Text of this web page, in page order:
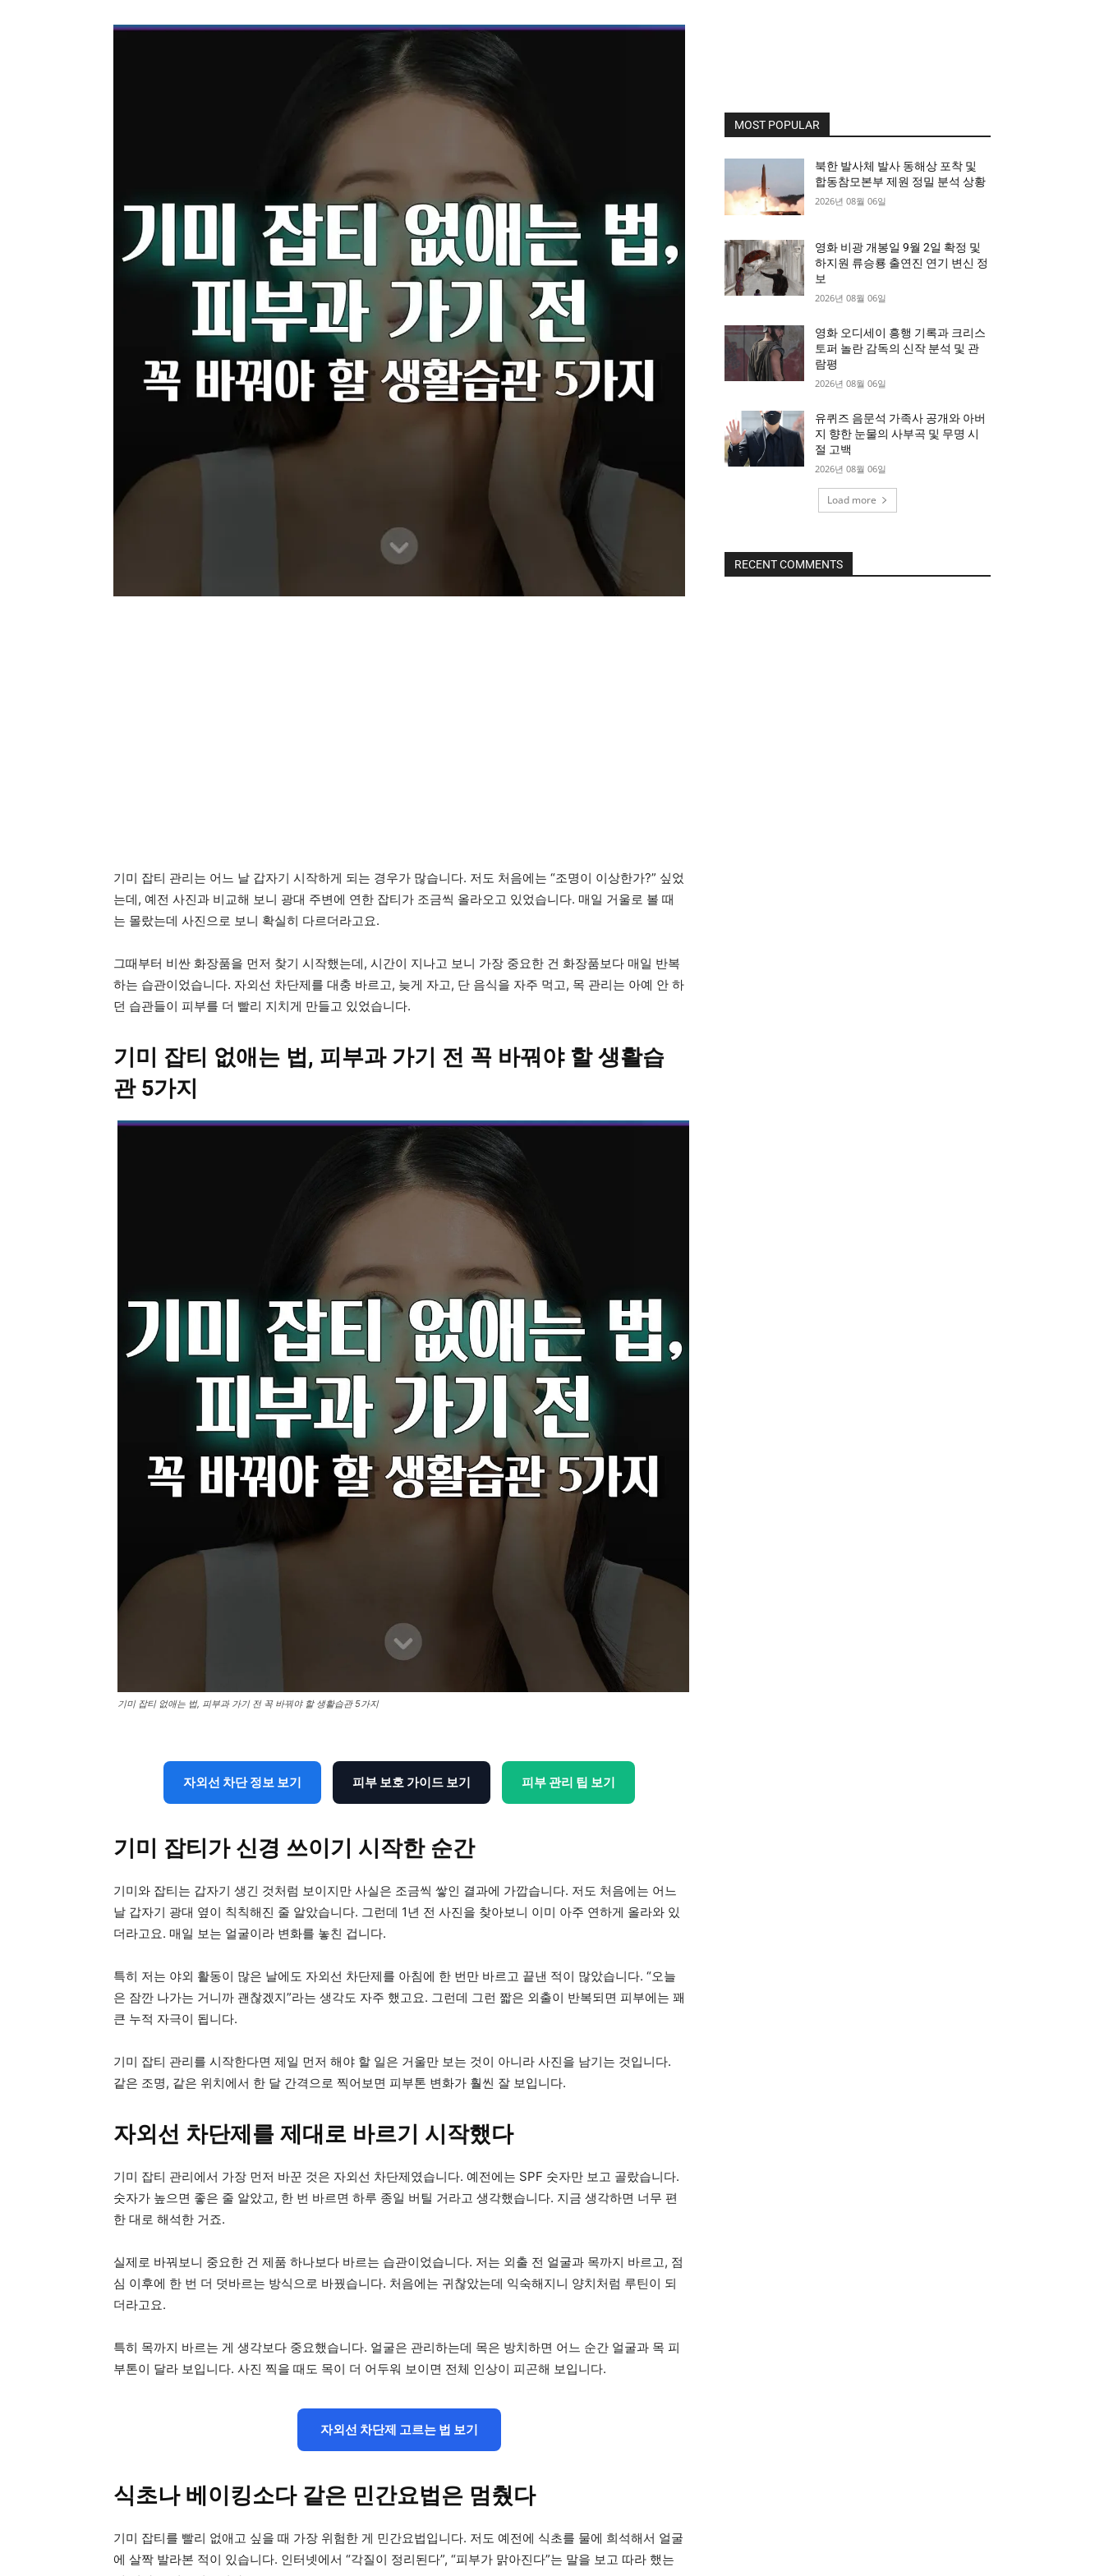
기미 잡티 관리는 어느 날 갑자기 시작하게 되는 경우가 많습니다. 저도 처음에는 “조명이 이상한가?” 싶었
는데, 예전 사진과 비교해 보니 광대 주변에 연한 잡티가 조금씩 올라오고 있었습니다. 매일 거울로 볼 때
는 몰랐는데 사진으로 보니 확실히 다르더라고요.
그때부터 비싼 화장품을 먼저 찾기 시작했는데, 시간이 지나고 보니 가장 중요한 건 화장품보다 매일 반복
하는 습관이었습니다. 자외선 차단제를 대충 바르고, 늦게 자고, 단 음식을 자주 먹고, 목 관리는 아예 안 하
던 습관들이 피부를 더 빨리 지치게 만들고 있었습니다.
기미 잡티 없애는 법, 피부과 가기 전 꼭 바꿔야 할 생활습
관 5가지
기미 잡티 없애는 법, 피부과 가기 전 꼭 바꿔야 할 생활습관 5가지
자외선 차단 정보 보기 피부 보호 가이드 보기 피부 관리 팁 보기
기미 잡티가 신경 쓰이기 시작한 순간
기미와 잡티는 갑자기 생긴 것처럼 보이지만 사실은 조금씩 쌓인 결과에 가깝습니다. 저도 처음에는 어느
날 갑자기 광대 옆이 칙칙해진 줄 알았습니다. 그런데 1년 전 사진을 찾아보니 이미 아주 연하게 올라와 있
더라고요. 매일 보는 얼굴이라 변화를 놓친 겁니다.
특히 저는 야외 활동이 많은 날에도 자외선 차단제를 아침에 한 번만 바르고 끝낸 적이 많았습니다. “오늘
은 잠깐 나가는 거니까 괜찮겠지”라는 생각도 자주 했고요. 그런데 그런 짧은 외출이 반복되면 피부에는 꽤
큰 누적 자극이 됩니다.
기미 잡티 관리를 시작한다면 제일 먼저 해야 할 일은 거울만 보는 것이 아니라 사진을 남기는 것입니다.
같은 조명, 같은 위치에서 한 달 간격으로 찍어보면 피부톤 변화가 훨씬 잘 보입니다.
자외선 차단제를 제대로 바르기 시작했다
기미 잡티 관리에서 가장 먼저 바꾼 것은 자외선 차단제였습니다. 예전에는 SPF 숫자만 보고 골랐습니다.
숫자가 높으면 좋은 줄 알았고, 한 번 바르면 하루 종일 버틸 거라고 생각했습니다. 지금 생각하면 너무 편
한 대로 해석한 거죠.
실제로 바꿔보니 중요한 건 제품 하나보다 바르는 습관이었습니다. 저는 외출 전 얼굴과 목까지 바르고, 점
심 이후에 한 번 더 덧바르는 방식으로 바꿨습니다. 처음에는 귀찮았는데 익숙해지니 양치처럼 루틴이 되
더라고요.
특히 목까지 바르는 게 생각보다 중요했습니다. 얼굴은 관리하는데 목은 방치하면 어느 순간 얼굴과 목 피
부톤이 달라 보입니다. 사진 찍을 때도 목이 더 어두워 보이면 전체 인상이 피곤해 보입니다.
자외선 차단제 고르는 법 보기
식초나 베이킹소다 같은 민간요법은 멈췄다
기미 잡티를 빨리 없애고 싶을 때 가장 위험한 게 민간요법입니다. 저도 예전에 식초를 물에 희석해서 얼굴
에 살짝 발라본 적이 있습니다. 인터넷에서 “각질이 정리된다”, “피부가 맑아진다”는 말을 보고 따라 했는
MOST POPULAR
북한 발사체 발사 동해상 포착 및
합동참모본부 제원 정밀 분석 상황
2026년 08월 06일
영화 비광 개봉일 9월 2일 확정 및
하지원 류승룡 출연진 연기 변신 정
보
2026년 08월 06일
영화 오디세이 흥행 기록과 크리스
토퍼 놀란 감독의 신작 분석 및 관
람평
2026년 08월 06일
유퀴즈 음문석 가족사 공개와 아버
지 향한 눈물의 사부곡 및 무명 시
절 고백
2026년 08월 06일
Load more
RECENT COMMENTS